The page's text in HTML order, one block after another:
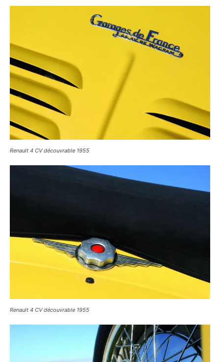
Renault 4 CV découvrable 1955
Renault 4 CV découvrable 1955